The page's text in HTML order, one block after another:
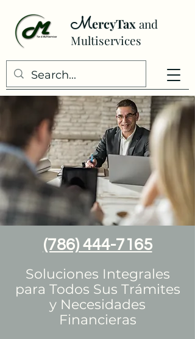
MercyTax and
Multiservices
(786) 444-7165
Soluciones Integrales
para Todos Sus Trámites
y Necesidades
Financieras